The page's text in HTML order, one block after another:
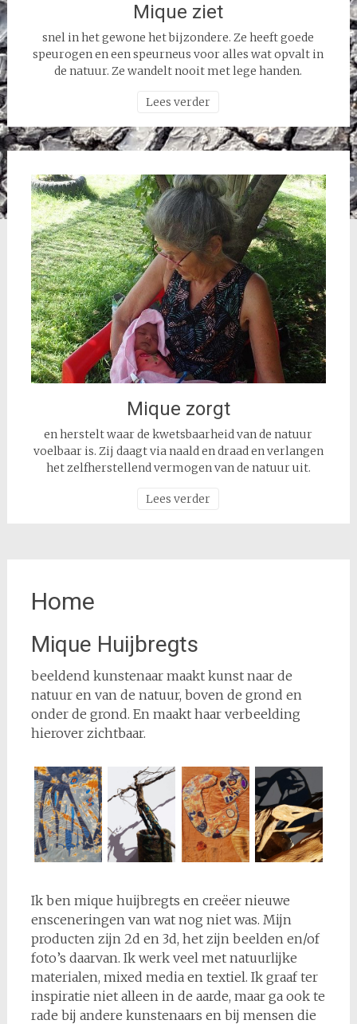
Mique ziet
snel in het gewone het bijzondere. Ze heeft goede
speurogen en een speurneus voor alles wat opvalt in
de natuur. Ze wandelt nooit met lege handen.
Lees verder
Mique zorgt
en herstelt waar de kwetsbaarheid van de natuur
voelbaar is. Zij daagt via naald en draad en verlangen
het zelfherstellend vermogen van de natuur uit.
Lees verder
Home
Mique Huijbregts
beeldend kunstenaar maakt kunst naar de
natuur en van de natuur, boven de grond en
onder de grond. En maakt haar verbeelding
hierover zichtbaar.
Ik ben mique huijbregts en creëer nieuwe
ensceneringen van wat nog niet was. Mijn
producten zijn 2d en 3d, het zijn beelden en/of
foto’s daarvan. Ik werk veel met natuurlijke
materialen, mixed media en textiel. Ik graaf ter
inspiratie niet alleen in de aarde, maar ga ook te
rade bij andere kunstenaars en bij mensen die